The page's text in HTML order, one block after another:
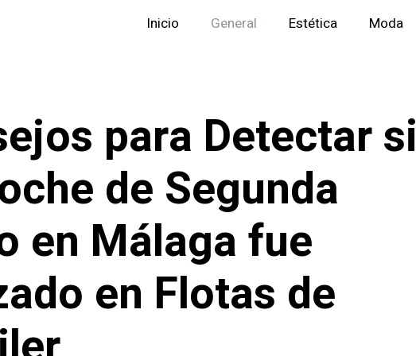
Inicio General Estética Moda
para Detectar si
de Segunda
en Málaga fue
en Flotas de